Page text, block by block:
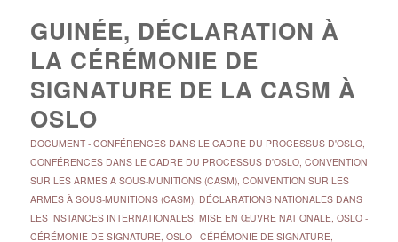
GUINÉE, DÉCLARATION À
LA CÉRÉMONIE DE
SIGNATURE DE LA CASM À
OSLO
DOCUMENT- CONFÉRENCES DANS LE CADRE DU PROCESSUS D'OSLO,
CONFÉRENCES DANS LE CADRE DU PROCESSUS D'OSLO, CONVENTION
SUR LES ARMES À SOUS-MUNITIONS (CASM), CONVENTION SUR LES
ARMES À SOUS-MUNITIONS (CASM), DÉCLARATIONS NATIONALES DANS
LES INSTANCES INTERNATIONALES, MISE EN ŒUVRE NATIONALE, OSLO -
CÉRÉMONIE DE SIGNATURE, OSLO - CÉRÉMONIE DE SIGNATURE,